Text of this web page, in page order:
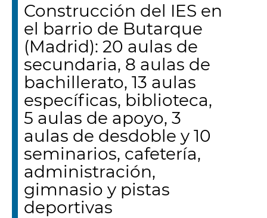
Construcción del IES en
el barrio de Butarque
(Madrid): 20 aulas de
secundaria, 8 aulas de
bachillerato, 13 aulas
específicas, biblioteca,
5 aulas de apoyo, 3
aulas de desdoble y 10
seminarios, cafetería,
administración,
gimnasio y pistas
deportivas